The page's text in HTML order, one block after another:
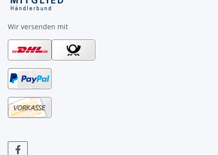
Wir versenden mit